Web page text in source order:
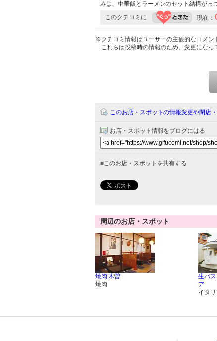
みは、中華飯とラーメンのセット結構が
このクチコミに 現在：
※クチコミ情報はユーザーの主観的なコメン
これらは投稿時の情報のため、変更になっ
このお店・スポットの情報変更や閉店
お店・スポット情報をブログにはる
■このお店・スポットを共有する
周辺のお店・スポット
焼肉 木曽
焼肉
生パス
ア
イタ